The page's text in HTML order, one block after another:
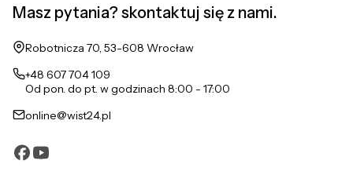
Masz pytania? skontaktuj się z nami.
Adres:
Robotnicza 70, 53-608 Wrocław
+48 607 704 109
Od pon. do pt. w godzinach 8:00 - 17:00
online@wist24.pl